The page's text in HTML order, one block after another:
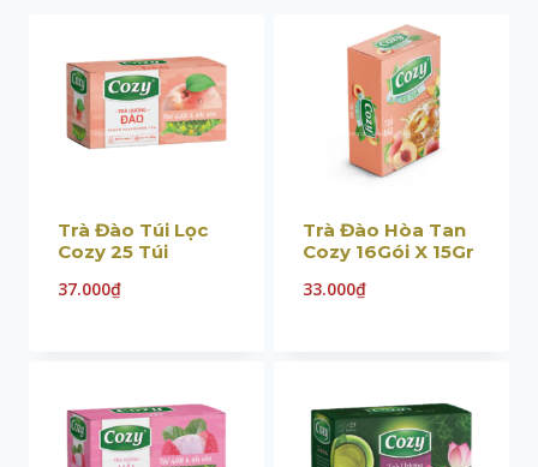
Trà Đào Túi Lọc
Cozy 25 Túi
37.000₫
Trà Đào Hòa Tan
Cozy 16Gói X 15Gr
33.000₫